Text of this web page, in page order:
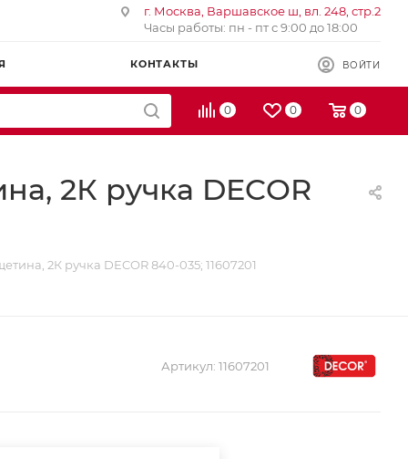
г. Москва, Варшавское ш, вл. 248, стр.2
Часы работы: пн - пт с 9:00 до 18:00
КОНТАКТЫ ВОЙТИ
0 0 0
2К ручка DECOR
2К ручка DECOR 840-035; 11607201
Артикул: 11607201